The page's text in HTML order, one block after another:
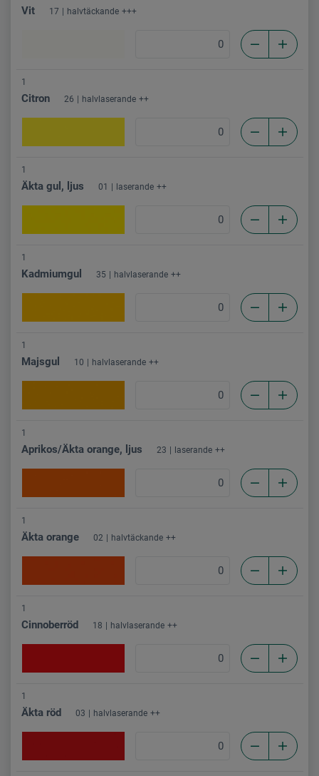
Vit 17 halvtäckande +++
1
Citron 26 halvlaserande ++
1
Äkta gul, ljus 01 laserande ++
1
Kadmiumgul 35 halvlaserande ++
1
Majsgul 10 halvlaserande ++
1
Aprikos/Äkta orange, ljus 23 laserande ++
1
Äkta orange 02 halvtäckande ++
1
Cinnoberröd 18 halvlaserande ++
1
Äkta röd 03 halvlaserande ++